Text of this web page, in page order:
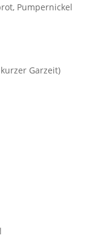
Pumpernickel
Garzeit)